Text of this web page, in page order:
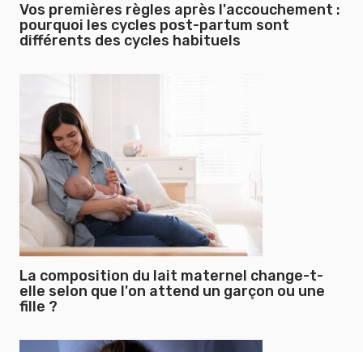
Vos premières règles après l'accouchement :
pourquoi les cycles post-partum sont
différents des cycles habituels
La composition du lait maternel change-t-
elle selon que l'on attend un garçon ou une
fille ?